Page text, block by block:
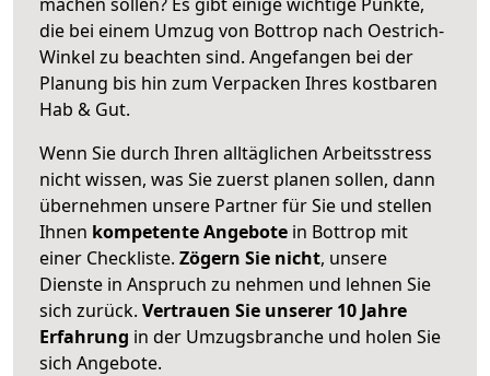
die bei einem Umzug von Bottrop nach Oestrich-
Winkel zu beachten sind. Angefangen bei der
Planung bis hin zum Verpacken Ihres kostbaren
Hab & Gut.
Wenn Sie durch Ihren alltäglichen Arbeitsstress
nicht wissen, was Sie zuerst planen sollen, dann
übernehmen unsere Partner für Sie und stellen
Ihnen kompetente Angebote in Bottrop mit
einer Checkliste. Zögern Sie nicht, unsere
Dienste in Anspruch zu nehmen und lehnen Sie
sich zurück. Vertrauen Sie unserer 10 Jahre
Erfahrung in der Umzugsbranche und holen Sie
sich Angebote.